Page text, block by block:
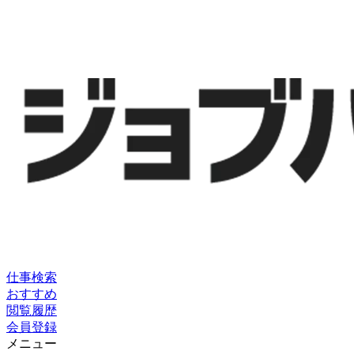
仕事検索
おすすめ
閲覧履歴
会員登録
メニュー